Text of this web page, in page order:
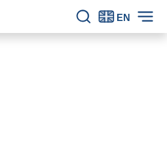
Erkenntnisse für den Tourismus.
EN